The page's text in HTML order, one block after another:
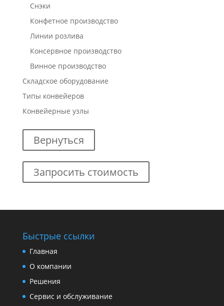
Снэки
Конфетное производство
Линии розлива
Консервное производство
Винное производство
Складское оборудование
Типы конвейеров
Конвейерные узлы
Вернуться
Запросить стоимость
Быстрые ссылки
Главная
О компании
Решения
Сервис и обслуживание